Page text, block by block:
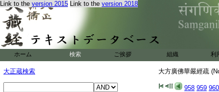
Link to the version 2015 Link to the version 2018
ホーム 検索 ご挨拶 組織 利
大正蔵検索 大方廣佛華嚴經疏
958 959 960